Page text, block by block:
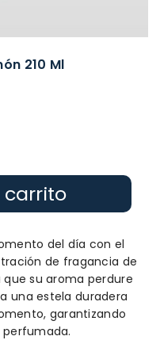
210 Ml
del día con el
de fragancia de
que su aroma perdure
una estela duradera
garantizando